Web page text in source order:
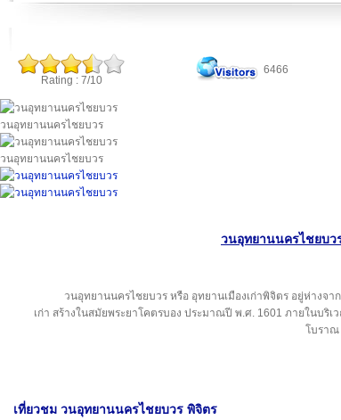
Rating : 7/10
6466
วนอุทยานนครไชยบวร
วนอุทยานนครไชยบวร
วนอุทยานนครไชยบว
วนอุทยานนครไชยบวร หรือ อุทยานเมืองเก่าพิจิตร อยู่ห่างจา
เก่า สร้างในสมัยพระยาโคตรบอง ประมาณปี พ.ศ. 1601 ภายในบริ
โบราณ
เที่ยวชม วนอุทยานนครไชยบวร พิจิตร